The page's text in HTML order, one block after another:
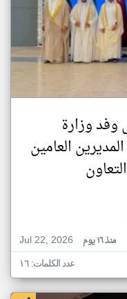
وفد وزارة
العامين
Jul 22, 2026
منذ ١٦ يوم
عدد الكلمات: ١٦